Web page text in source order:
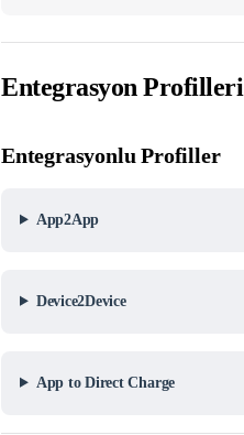
Entegrasyon Profilleri
Entegrasyonlu Profiller
App2App
Device2Device
App to Direct Charge